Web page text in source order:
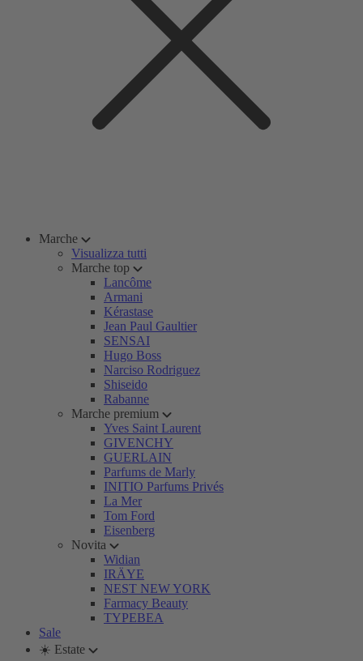
Marche
Visualizza tutti
Marche top
Lancôme
Armani
Kérastase
Jean Paul Gaultier
SENSAI
Hugo Boss
Narciso Rodriguez
Shiseido
Rabanne
Marche premium
Yves Saint Laurent
GIVENCHY
GUERLAIN
Parfums de Marly
INITIO Parfums Privés
La Mer
Tom Ford
Eisenberg
Novita
Widian
IRÄYE
NEST NEW YORK
Farmacy Beauty
TYPEBEA
Sale
☀️ Estate